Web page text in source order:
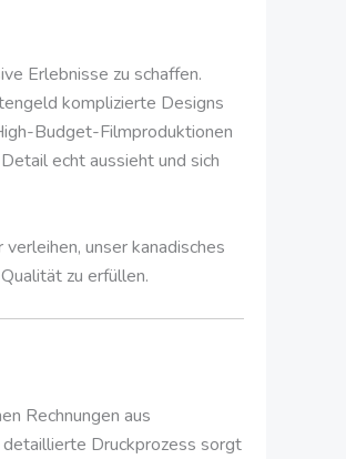
Erlebnisse zu schaffen.
komplizierte Designs
Budget-Filmproduktionen
echt aussieht und sich
unser kanadisches
zu erfüllen.
Rechnungen aus
Druckprozess sorgt